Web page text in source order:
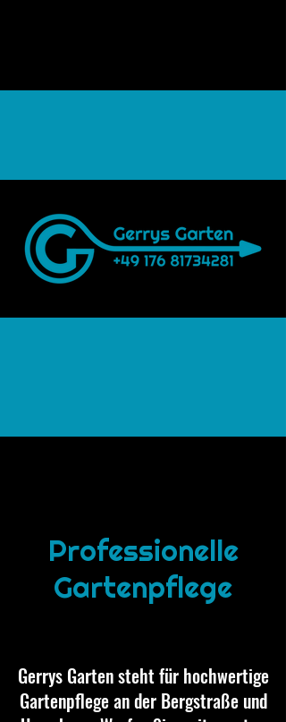
Professionelle
Gartenpflege
Gerrys Garten steht für hochwertige
Gartenpflege an der Bergstraße und